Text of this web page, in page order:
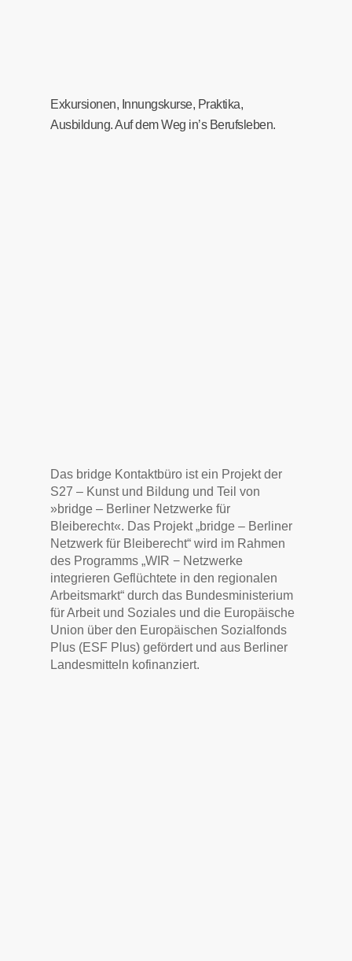
Exkursionen, Innungskurse, Praktika,
Ausbildung. Auf dem Weg in’s Berufsleben.
Das bridge Kontaktbüro ist ein Projekt der
S27 – Kunst und Bildung und Teil von
»bridge – Berliner Netzwerke für
Bleiberecht«. Das Projekt „bridge – Berliner
Netzwerk für Bleiberecht“ wird im Rahmen
des Programms „WIR − Netzwerke
integrieren Geflüchtete in den regionalen
Arbeitsmarkt“ durch das Bundesministerium
für Arbeit und Soziales und die Europäische
Union über den Europäischen Sozialfonds
Plus (ESF Plus) gefördert und aus Berliner
Landesmitteln kofinanziert.